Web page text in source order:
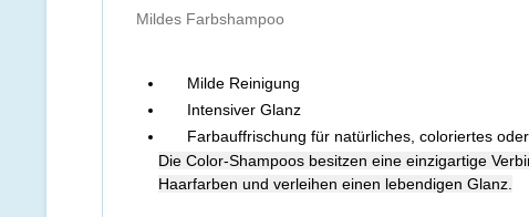
Mildes Farbshampoo
Milde Reinigung
Intensiver Glanz
Farbauffrischung für natürliches, coloriertes
Die Color-Shampoos besitzen eine einzigartige
Haarfarben und verleihen einen lebendigen Glanz.